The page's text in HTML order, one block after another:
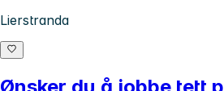
Lierstranda